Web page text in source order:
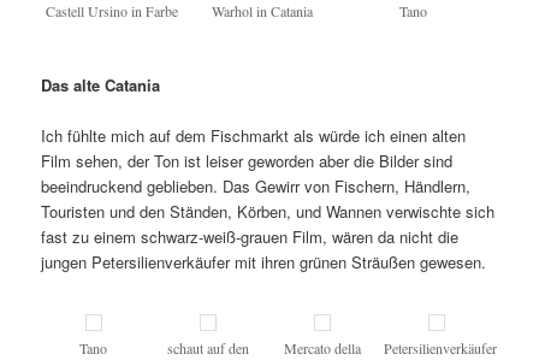
Castell Ursino in Farbe Warhol in Catania Tano
Das alte Catania
Ich fühlte mich auf dem Fischmarkt als würde ich einen alten
Film sehen, der Ton ist leiser geworden aber die Bilder sind
beeindruckend geblieben. Das Gewirr von Fischern, Händlern,
Touristen und den Ständen, Körben, und Wannen verwischte sich
fast zu einem schwarz-weiß-grauen Film, wären da nicht die
jungen Petersilienverkäufer mit ihren grünen Sträußen gewesen.
Tano
schaut auf den
Mercato della
Petersilienverkäufer